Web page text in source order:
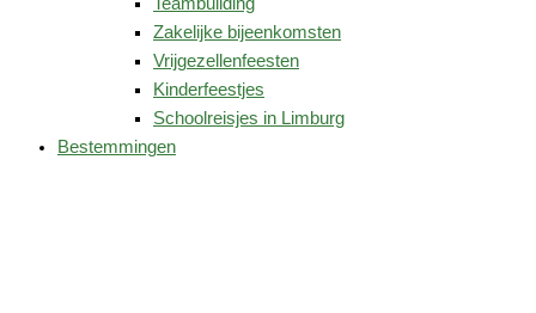
Zakelijke bijeenkomsten
Vrijgezellenfeesten
Kinderfeestjes
Schoolreisjes in Limburg
Bestemmingen